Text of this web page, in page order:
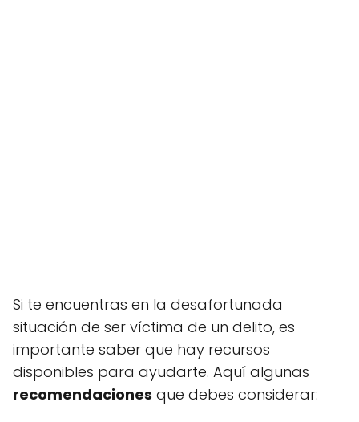
Si te encuentras en la desafortunada
situación de ser víctima de un delito, es
importante saber que hay recursos
disponibles para ayudarte. Aquí algunas
recomendaciones que debes considerar: